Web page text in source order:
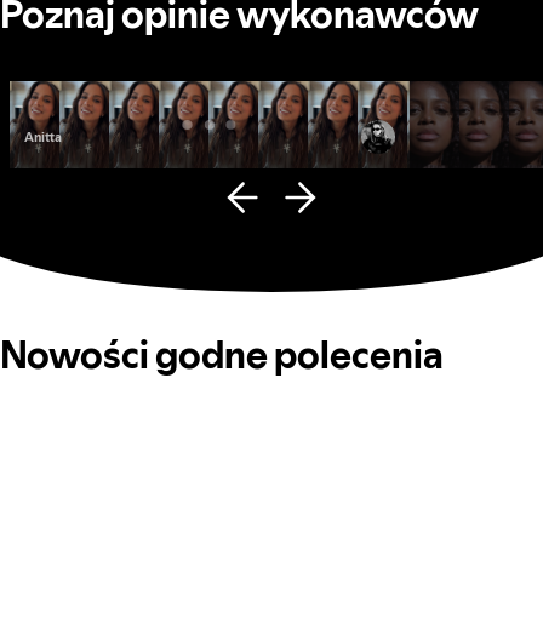
Poznaj opinie wykonawców
Anitta Fana Hues
Nowości godne polecenia